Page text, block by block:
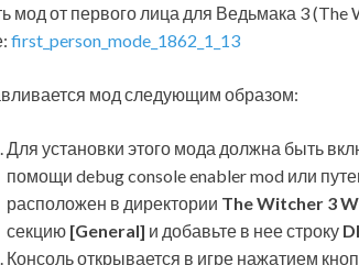
мод от первого лица для Ведьмака 3
first_person_mode_1862_1_13
мод следующим образом:
Для установки этого мода должна быть
помощи debug console enabler mod или
расположен в директории The Witcher 3
секцию [General] и добавьте в нее строку
Консоль открывается в игре нажатием